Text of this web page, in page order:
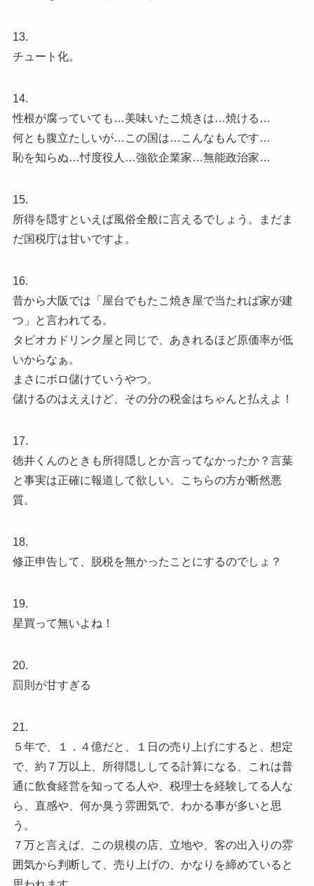
13.
チュート化。
14.
性根が腐っていても…美味いたこ焼きは…焼ける…
何とも腹立たしいが…この国は…こんなもんです…
恥を知らぬ…忖度役人…強欲企業家…無能政治家…
15.
所得を隠すといえば風俗全般に言えるでしょう。まだま
だ国税庁は甘いですよ。
16.
昔から大阪では「屋台でもたこ焼き屋で当たれば家が建
つ」と言われてる。
タピオカドリンク屋と同じで、あきれるほど原価率が低
いからなぁ。
まさにボロ儲けていうやつ。
儲けるのはええけど、その分の税金はちゃんと払えよ！
17.
徳井くんのときも所得隠しとか言ってなかったか？言葉
と事実は正確に報道して欲しい。こちらの方が断然悪
質。
18.
修正申告して、脱税を無かったことにするのでしょ？
19.
星買って無いよね！
20.
罰則が甘すぎる
21.
５年で、１．４億だと、１日の売り上げにすると、想定
で、約７万以上、所得隠ししてる計算になる、これは普
通に飲食経営を知ってる人や、税理士を経験してる人な
ら、直感や、何か臭う雰囲気で、わかる事が多いと思
う。
７万と言えば、この規模の店、立地や、客の出入りの雰
囲気から判断して、売り上げの、かなりを締めていると